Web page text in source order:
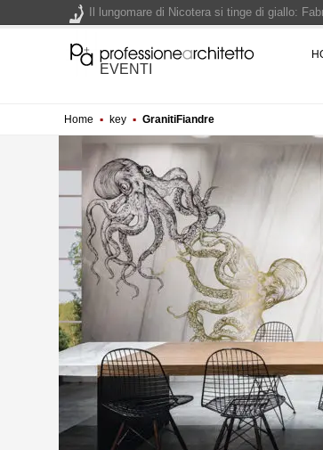
EVENTI
Home ▪ key ▪ GranitiFiandre
Il lungomare di Nicotera si tinge di giallo:
Un nuovo volto per il lungomare di
L'obbligo di aggiornamento del Psc non